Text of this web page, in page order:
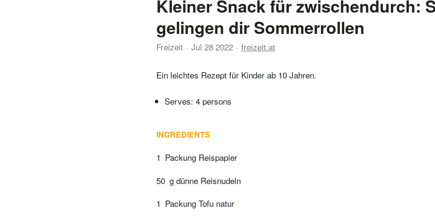
Kleiner Snack für zwischendurch:
gelingen dir Sommerrollen
Freizeit Jul 28 2022 freizeit.at
Ein leichtes Rezept für Kinder ab 10 Jahren.
Serves: 4 persons
INGREDIENTS
1 Packung Reispapier
50 g dünne Reisnudeln
1 Packung Tofu natur